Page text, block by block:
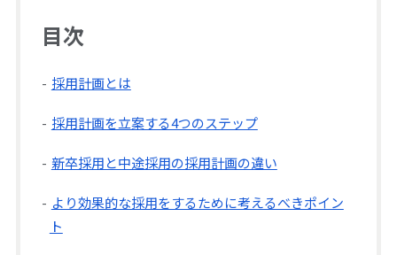
目次
採用計画とは
採用計画を立案する4つのステップ
新卒採用と中途採用の採用計画の違い
より効果的な採用をするために考えるべきポイン
ト